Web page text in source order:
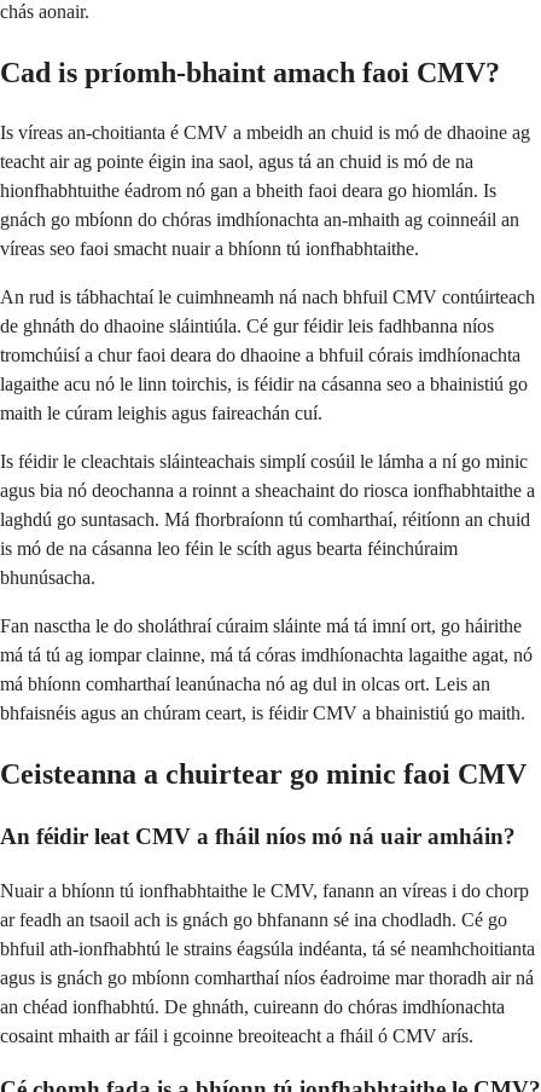
chás aonair.
Cad is príomh-bhaint amach faoi CMV?
Is víreas an-choitianta é CMV a mbeidh an chuid is mó de dhaoine ag
teacht air ag pointe éigin ina saol, agus tá an chuid is mó de na
hionfhabhtuithe éadrom nó gan a bheith faoi deara go hiomlán. Is
gnách go mbíonn do chóras imdhíonachta an-mhaith ag coinneáil an
víreas seo faoi smacht nuair a bhíonn tú ionfhabhtaithe.
An rud is tábhachtaí le cuimhneamh ná nach bhfuil CMV contúirteach
de ghnáth do dhaoine sláintiúla. Cé gur féidir leis fadhbanna níos
tromchúisí a chur faoi deara do dhaoine a bhfuil córais imdhíonachta
lagaithe acu nó le linn toirchis, is féidir na cásanna seo a bhainistiú go
maith le cúram leighis agus faireachán cuí.
Is féidir le cleachtais sláinteachais simplí cosúil le lámha a ní go minic
agus bia nó deochanna a roinnt a sheachaint do riosca ionfhabhtaithe a
laghdú go suntasach. Má fhorbraíonn tú comharthaí, réitíonn an chuid
is mó de na cásanna leo féin le scíth agus bearta féinchúraim
bhunúsacha.
Fan nasctha le do sholáthraí cúraim sláinte má tá imní ort, go háirithe
má tá tú ag iompar clainne, má tá córas imdhíonachta lagaithe agat, nó
má bhíonn comharthaí leanúnacha nó ag dul in olcas ort. Leis an
bhfaisnéis agus an chúram ceart, is féidir CMV a bhainistiú go maith.
Ceisteanna a chuirtear go minic faoi CMV
An féidir leat CMV a fháil níos mó ná uair amháin?
Nuair a bhíonn tú ionfhabhtaithe le CMV, fanann an víreas i do chorp
ar feadh an tsaoil ach is gnách go bhfanann sé ina chodladh. Cé go
bhfuil ath-ionfhabhtú le strains éagsúla indéanta, tá sé neamhchoitianta
agus is gnách go mbíonn comharthaí níos éadroime mar thoradh air ná
an chéad ionfhabhtú. De ghnáth, cuireann do chóras imdhíonachta
cosaint mhaith ar fáil i gcoinne breoiteacht a fháil ó CMV arís.